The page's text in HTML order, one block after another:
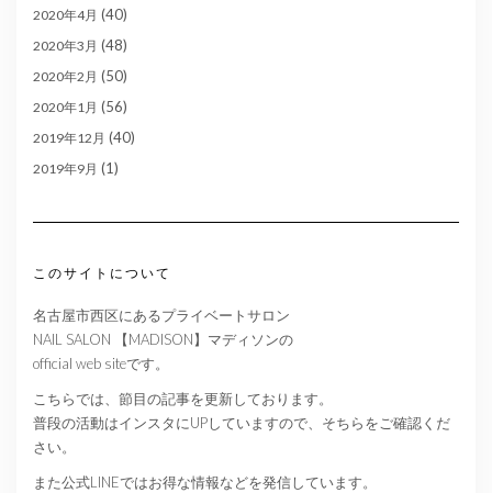
2020年4月 (40)
2020年3月 (48)
2020年2月 (50)
2020年1月 (56)
2019年12月 (40)
2019年9月 (1)
このサイトについて
名古屋市西区にあるプライベートサロン
NAIL SALON 【MADISON】マディソンの
official web siteです。
こちらでは、節目の記事を更新しております。
普段の活動はインスタにUPしていますので、そちらをご確認くだ
さい。
また公式LINEではお得な情報などを発信しています。